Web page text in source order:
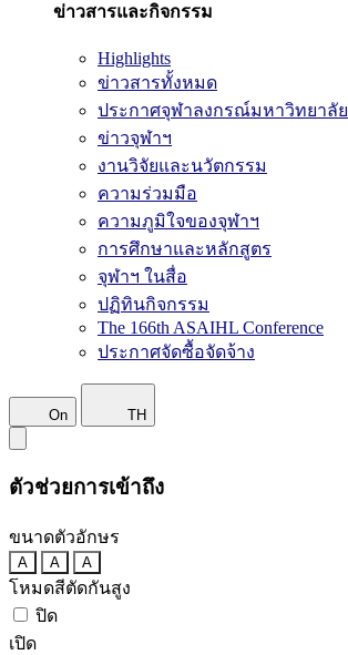
ข่าวสารและกิจกรรม
Highlights
ข่าวสารทั้งหมด
ประกาศจุฬาลงกรณ์มหาวิทยาลัย
ข่าวจุฬาฯ
งานวิจัยและนวัตกรรม
ความร่วมมือ
ความภูมิใจของจุฬาฯ
การศึกษาและหลักสูตร
จุฬาฯ ในสื่อ
ปฏิทินกิจกรรม
The 166th ASAIHL Conference
ประกาศจัดซื้อจัดจ้าง
On TH
ตัวช่วยการเข้าถึง
ขนาดตัวอักษร
A A A
โหมดสีตัดกันสูง
ปิด
เปิด